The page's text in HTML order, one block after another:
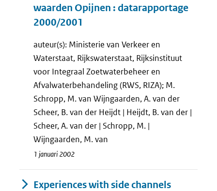
waarden Opijnen : datarapportage
2000/2001
auteur(s): Ministerie van Verkeer en
Waterstaat, Rijkswaterstaat, Rijksinstituut
voor Integraal Zoetwaterbeheer en
Afvalwaterbehandeling (RWS, RIZA); M.
Schropp, M. van Wijngaarden, A. van der
Scheer, B. van der Heijdt | Heijdt, B. van der |
Scheer, A. van der | Schropp, M. |
Wijngaarden, M. van
1 januari 2002
Experiences with side channels